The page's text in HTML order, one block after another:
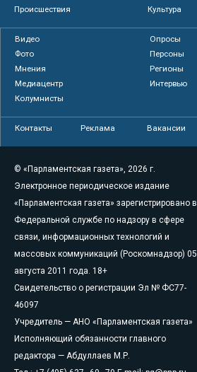
Происшествия
Культура
Видео
Опросы
Фото
Персоны
Мнения
Регионы
Медиацентр
Интервью
Колумнисты
Контакты Реклама Вакансии
© «Парламентская газета», 2026 г.
Электронное периодическое издание
«Парламентская газета» зарегистрировано в
Федеральной службе по надзору в сфере
связи, информационных технологий и
массовых коммуникаций (Роскомнадзор) 05
августа 2011 года. 18+
Свидетельство о регистрации Эл № ФС77-
46097
Учредитель — АНО «Парламентская газета»
Исполняющий обязанности главного
редактора — Абдуллаев М.Р.